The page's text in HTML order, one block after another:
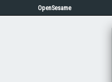
OpenSesame